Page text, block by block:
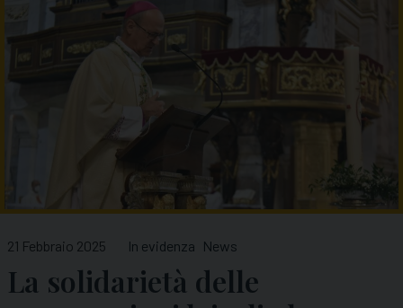
21 Febbraio 2025 In evidenza News
La solidarietà delle